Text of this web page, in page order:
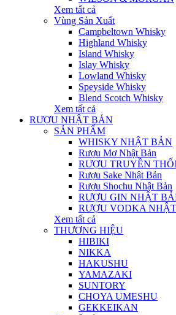
Xem tất cả
Vùng Sản Xuất
Campbeltown Whisky
Highland Whisky
Island Whisky
Islay Whisky
Lowland Whisky
Speyside Whisky
Blend Scotch Whisky
Xem tất cả
RƯỢU NHẬT BẢN
SẢN PHẨM
WHISKY NHẬT BẢN
Rượu Mơ Nhật Bản
RƯỢU TRUYỀN
Rượu Sake Nhật Bản
Rượu Shochu Nhật Bản
RƯỢU GIN NHẬT
RƯỢU VODKA
Xem tất cả
THƯƠNG HIỆU
HIBIKI
NIKKA
HAKUSHU
YAMAZAKI
SUNTORY
CHOYA UMESHU
GEKKEIKAN